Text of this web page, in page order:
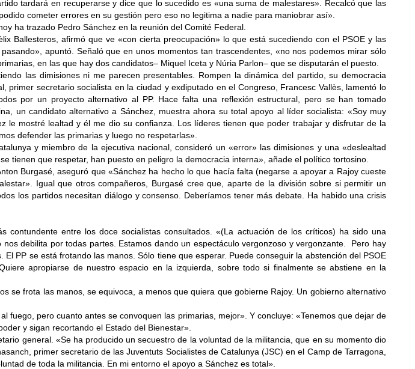
tardará en recuperarse y dice que lo sucedido es «una suma de malestares». Recalcó que las
cometer errores en su gestión pero eso no legitima a nadie para maniobrar así».
ha trazado Pedro Sánchez en la reunión del Comité Federal.
Ballesteros, afirmó que ve «con cierta preocupación» lo que está sucediendo con el PSOE y las
apuntó. Señaló que en unos momentos tan trascendentes, «no nos podemos mirar sólo
en las que hay dos candidatos– Miquel Iceta y Núria Parlon– que se disputarán el puesto.
las dimisiones ni me parecen presentables. Rompen la dinámica del partido, su democracia
secretario socialista en la ciudad y exdiputado en el Congreso, Francesc Vallès, lamentó lo
por un proyecto alternativo al PP. Hace falta una reflexión estructural, pero se han tomado
un candidato alternativo a Sánchez, muestra ahora su total apoyo al líder socialista: «Soy muy
mostré lealtad y él me dio su confianza. Los líderes tienen que poder trabajar y disfrutar de la
defender las primarias y luego no respetarlas».
y miembro de la ejecutiva nacional, consideró un «error» las dimisiones y una «deslealtad
tienen que respetar, han puesto en peligro la democracia interna», añade el político tortosino.
Burgasé, aseguró que «Sánchez ha hecho lo que hacía falta (negarse a apoyar a Rajoy cueste
Igual que otros compañeros, Burgasé cree que, aparte de la división sobre si permitir un
los partidos necesitan diálogo y consenso. Deberíamos tener más debate. Ha habido una crisis
entre los doce socialistas consultados. «(La actuación de los críticos) ha sido una
debilita por todas partes. Estamos dando un espectáculo vergonzoso y vergonzante. Pero hay
PP se está frotando las manos. Sólo tiene que esperar. Puede conseguir la abstención del PSOE
apropiarse de nuestro espacio en la izquierda, sobre todo si finalmente se abstiene en la
se frota las manos, se equivoca, a menos que quiera que gobierne Rajoy. Un gobierno alternativo
fuego, pero cuanto antes se convoquen las primarias, mejor». Y concluye: «Tenemos que dejar de
y sigan recortando el Estado del Bienestar».
general. «Se ha producido un secuestro de la voluntad de la militancia, que en su momento dio
primer secretario de las Juventuts Socialistes de Catalunya (JSC) en el Camp de Tarragona,
de toda la militancia. En mi entorno el apoyo a Sánchez es total».